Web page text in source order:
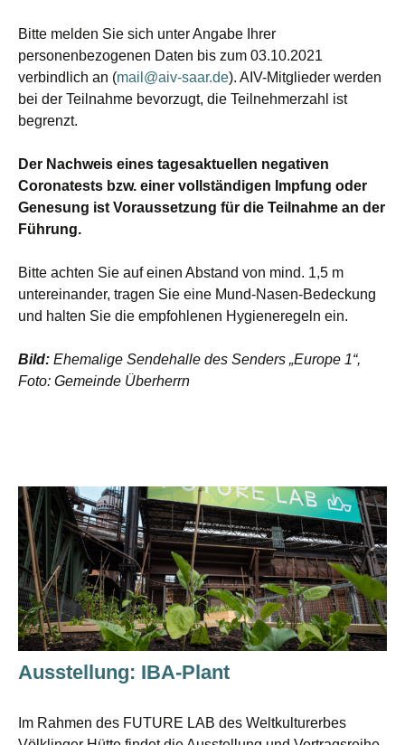
Bitte melden Sie sich unter Angabe Ihrer
personenbezogenen Daten bis zum 03.10.2021
verbindlich an (mail@aiv-saar.de). AIV-Mitglieder werden
bei der Teilnahme bevorzugt, die Teilnehmerzahl ist
begrenzt.
Der Nachweis eines tagesaktuellen negativen
Coronatests bzw. einer vollständigen Impfung oder
Genesung ist Voraussetzung für die Teilnahme an der
Führung.
Bitte achten Sie auf einen Abstand von mind. 1,5 m
untereinander, tragen Sie eine Mund-Nasen-Bedeckung
und halten Sie die empfohlenen Hygieneregeln ein.
Bild: Ehemalige Sendehalle des Senders „Europe 1“,
Foto: Gemeinde Überherrn
Ausstellung: IBA-Plant
Im Rahmen des FUTURE LAB des Weltkulturerbes